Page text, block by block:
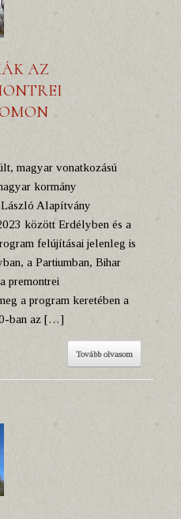
AZ
magyar vonatkozású
kormány
Alapítvány
között Erdélyben és a
felújításai jelenleg is
a Partiumban, Bihar
premontrei
a program keretében a
ban az […]
Tovább olvasom